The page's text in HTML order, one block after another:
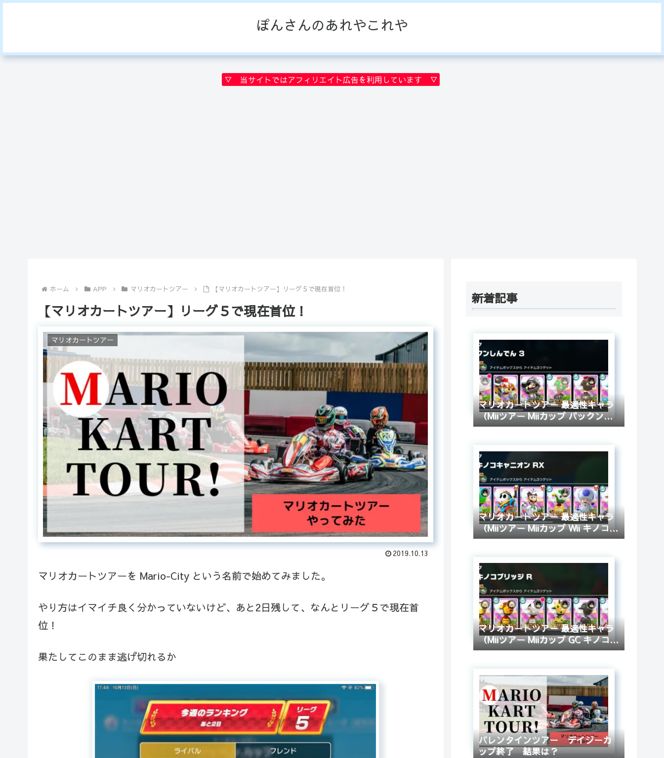
ぽんさんのあれやこれや
▽ 当サイトではアフィリエイト広告を利用しています ▽
ホーム APP マリオカートツアー 【マリオカートツアー】リーグ５で現在首位！
【マリオカートツアー】リーグ５で現在首位！
マリオカートツアー
2019.10.13
マリオカートツアーを Mario-City という名前で始めてみました。
やり方はイマイチ良く分かっていないけど、あと2日残して、なんとリーグ５で現在首
位！
果たしてこのまま逃げ切れるか
新着記事
マリオカートツアー 最適性キャラ
（Miiツアー Miiカップ パックンし
んでん 3）
マリオカートツアー 最適性キャラ
（Miiツアー Miiカップ Wii キノコキ
ャニオン RX）
マリオカートツアー 最適性キャラ
（Miiツアー Miiカップ GC キノコブ
リッジ R）
バレンタインツアー デイジーカ
ップ終了 結果は？